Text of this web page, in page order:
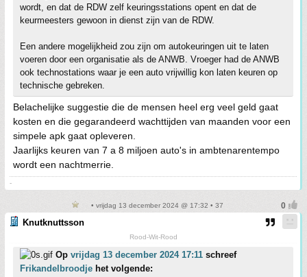
wordt, en dat de RDW zelf keuringsstations opent en dat de
keurmeesters gewoon in dienst zijn van de RDW.
Een andere mogelijkheid zou zijn om autokeuringen uit te laten
voeren door een organisatie als de ANWB. Vroeger had de ANWB
ook technostations waar je een auto vrijwillig kon laten keuren op
technische gebreken.
Belachelijke suggestie die de mensen heel erg veel geld gaat
kosten en die gegarandeerd wachttijden van maanden voor een
simpele apk gaat opleveren.
Jaarlijks keuren van 7 a 8 miljoen auto's in ambtenarentempo
wordt een nachtmerrie.
-
• vrijdag 13 december 2024 @ 17:32 • 37
Knutknuttsson
Rood-Wit-Rood
Op vrijdag 13 december 2024 17:11 schreef
Frikandelbroodje het volgende: